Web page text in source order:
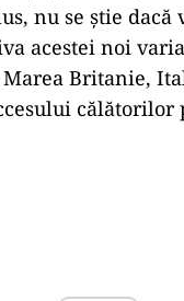
nu se ştie
acestei noi
Britanie,